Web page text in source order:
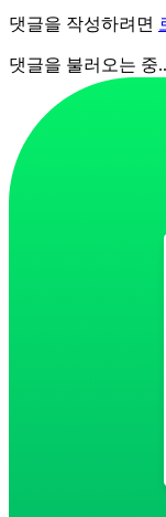
댓글을 작성하려면
댓글을 불러오는 중